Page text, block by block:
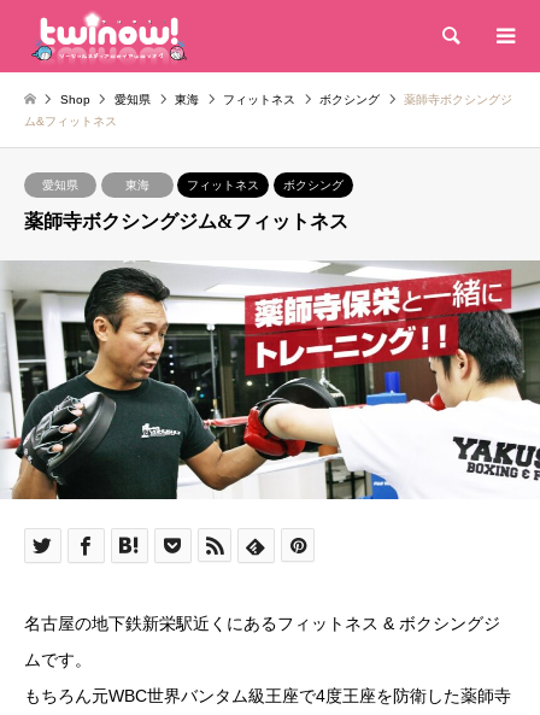
検索
Shop 愛知県 東海 フィットネス ボクシング
薬師寺ボクシングジ
ム&フィットネス
愛知県 東海 フィットネス ボクシング
薬師寺ボクシングジム&フィットネス
名古屋の地下鉄新栄駅近くにあるフィットネス & ボクシングジ
ムです。
もちろん元WBC世界バンタム級王座で4度王座を防衛した薬師寺